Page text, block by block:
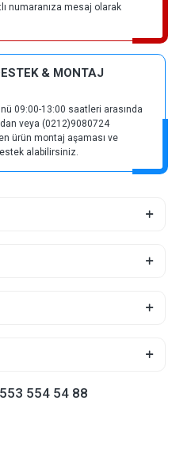
numaranıza mesaj olarak
& MONTAJ
09:00-13:00 saatleri arasında
veya (0212)9080724
ürün montaj aşaması ve
alabilirsiniz.
554 54 88